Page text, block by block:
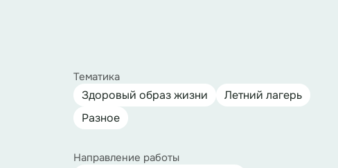
Тематика
Здоровый образ жизни
Летний лагерь
Разное
Направление работы